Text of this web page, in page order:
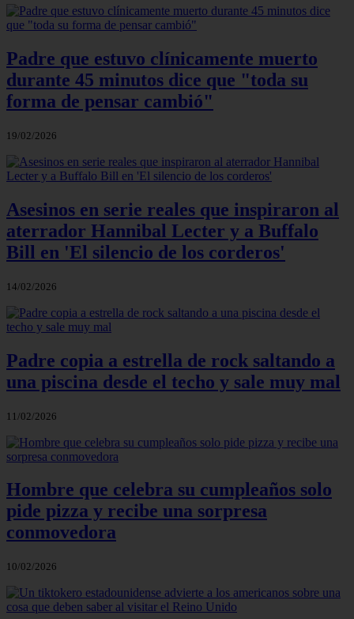
Padre que estuvo clínicamente muerto
durante 45 minutos dice que "toda su
forma de pensar cambió"
19/02/2026
Asesinos en serie reales que inspiraron al
aterrador Hannibal Lecter y a Buffalo
Bill en 'El silencio de los corderos'
14/02/2026
Padre copia a estrella de rock saltando a
una piscina desde el techo y sale muy mal
11/02/2026
Hombre que celebra su cumpleaños solo
pide pizza y recibe una sorpresa
conmovedora
10/02/2026